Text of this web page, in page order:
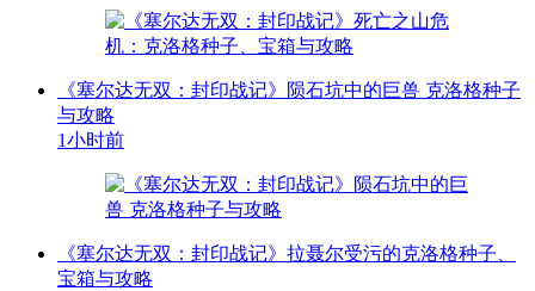
《塞尔达无双：封印战记》陨石坑中的巨兽 克洛格种子
与攻略
1小时前
《塞尔达无双：封印战记》拉聂尔受污的克洛格种子、
宝箱与攻略